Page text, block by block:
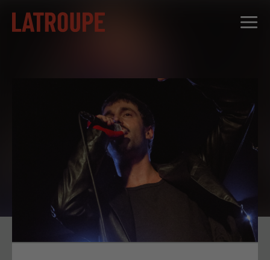
DESTINATIONS
OFFRES
CITY STORIES
ÉVÉNEMENTS
GROUPES